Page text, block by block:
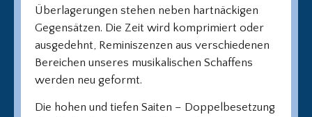
Überlagerungen stehen neben hartnäckigen
Gegensätzen. Die Zeit wird komprimiert oder
ausgedehnt, Reminiszenzen aus verschiedenen
Bereichen unseres musikalischen Schaffens
werden neu geformt.
Die hohen und tiefen Saiten – Doppelbesetzung